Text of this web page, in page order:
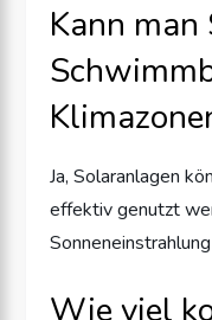
Kann
Ja, Solaranlagen
effektiv genutzt
Wie viel